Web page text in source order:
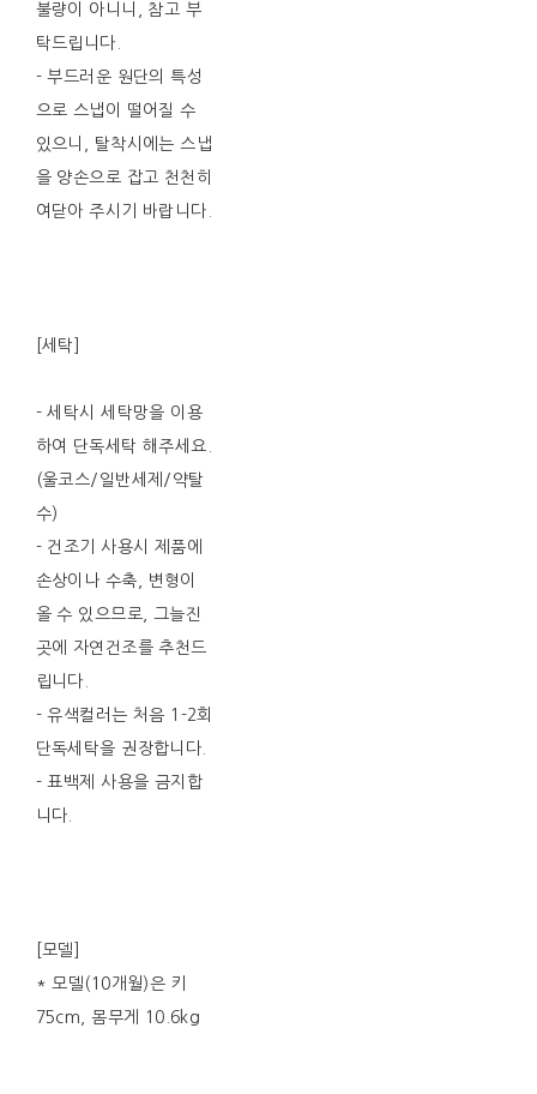
불량이 아니니, 참고 부
탁드립니다.
- 부드러운 원단의 특성
으로 스냅이 떨어질 수
있으니, 탈착시에는 스냅
을 양손으로 잡고 천천히
여닫아 주시기 바랍니다.
[세탁]
- 세탁시 세탁망을 이용
하여 단독세탁 해주세요.
(울코스/일반세제/약탈
수)
- 건조기 사용시 제품에
손상이나 수축, 변형이
올 수 있으므로, 그늘진
곳에 자연건조를 추천드
립니다.
- 유색컬러는 처음 1-2회
단독세탁을 권장합니다.
- 표백제 사용을 금지합
니다.
[모델]
* 모델(10개월)은 키
75cm, 몸무게 10.6kg